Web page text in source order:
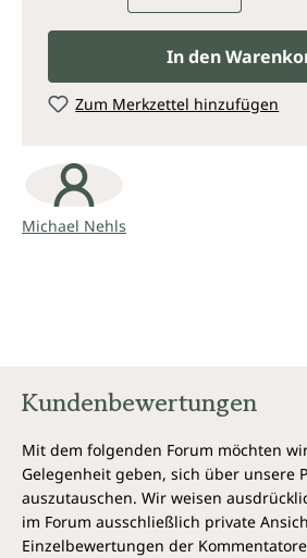
In den
Zum Merkzettel hinzufügen
Michael Nehls
Kundenbewertungen
Mit dem folgenden Forum möchten
Gelegenheit geben, sich über unsere
auszutauschen. Wir weisen
im Forum ausschließlich private
Einzelbewertungen der